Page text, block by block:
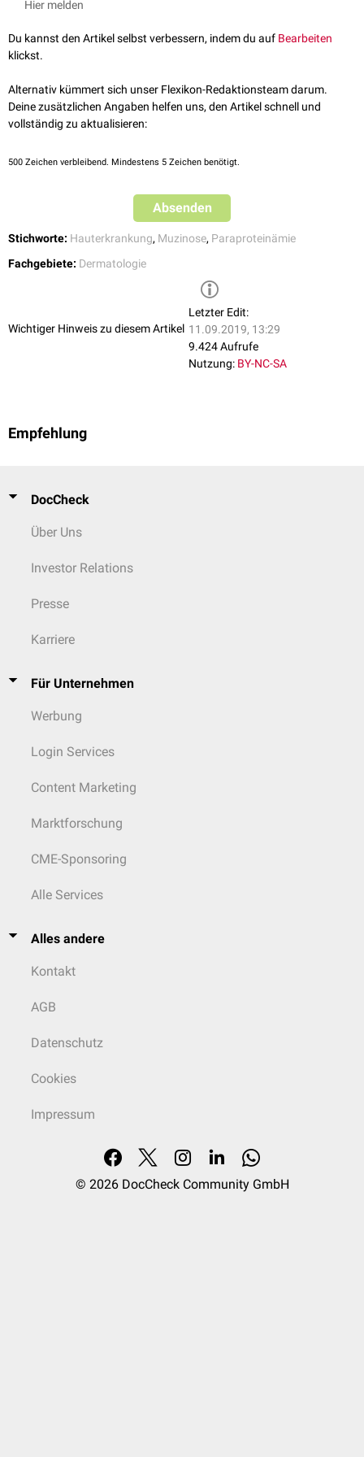
möglich. Da die Erkrankung nicht lebensbedrohlich ist, sollte die
Behandlungsindikation zurückhaltend gestellt werden. Möglich ist eine
systemische Behandlung mitIsotretinoin,Melphalan,Cyclophosphamid
oderChlorambucil.
Hier melden
Du kannst den Artikel selbst verbessern, indem du auf Bearbeiten
klickst.
Alternativ kümmert sich unser Flexikon-Redaktionsteam darum.
Deine zusätzlichen Angaben helfen uns, den Artikel schnell und
vollständig zu aktualisieren:
500 Zeichen verbleibend. Mindestens 5 Zeichen benötigt.
Absenden
Stichworte: Hauterkrankung, Muzinose, Paraproteinämie
Fachgebiete: Dermatologie
Wichtiger Hinweis zu diesem Artikel
Letzter Edit:
11.09.2019, 13:29
9.424 Aufrufe
Nutzung: BY-NC-SA
Empfehlung
DocCheck
Über Uns
Investor Relations
Presse
Karriere
Für Unternehmen
Werbung
Login Services
Content Marketing
Marktforschung
CME-Sponsoring
Alle Services
Alles andere
Kontakt
AGB
Datenschutz
Cookies
Impressum
© 2026 DocCheck Community GmbH